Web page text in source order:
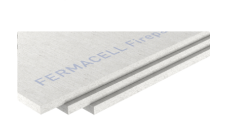
Lastre Gessofibra Firepanel A1
FERMACELL